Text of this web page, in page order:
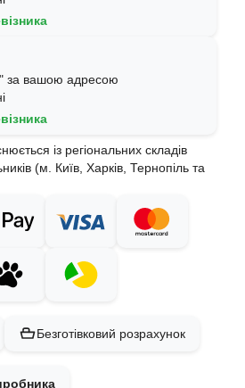
за вашою адресою
із регіональних складів
(м. Київ, Харків, Тернопіль та
Безготівковий розрахунок